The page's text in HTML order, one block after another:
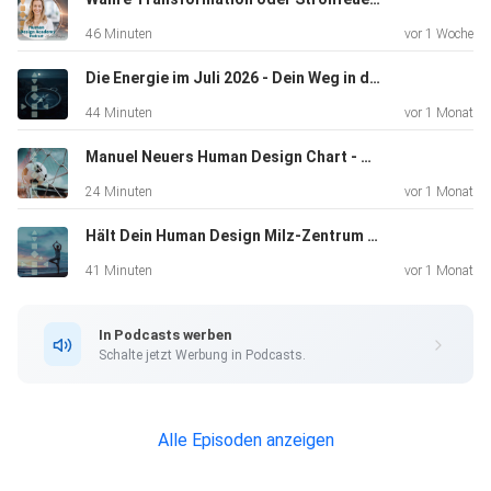
Bedürfnisse im Sinne von - "wer bringt emotional,
materiell wieviel ein und reicht das?" stehen im Moment an
der
heruntergeschluckt
wurde oder um des lieben Friedens willen Dinge nicht
Konflikte erzeugen und die Frage aufwerfen, ob gehen oder
46 Minuten vor 1 Woche
Die Energie im Juli 2026 - Dein Weg in die Klarheit
44 Minuten vor 1 Monat
Manuel Neuers Human Design Chart - Was hinter seiner 'Aura' steckt
24 Minuten vor 1 Monat
Hält Dein Human Design Milz-Zentrum Dich wirklich gesund | Neue Erkentnisse
41 Minuten vor 1 Monat
In Podcasts werben
Schalte jetzt Werbung in Podcasts.
Alle Episoden anzeigen